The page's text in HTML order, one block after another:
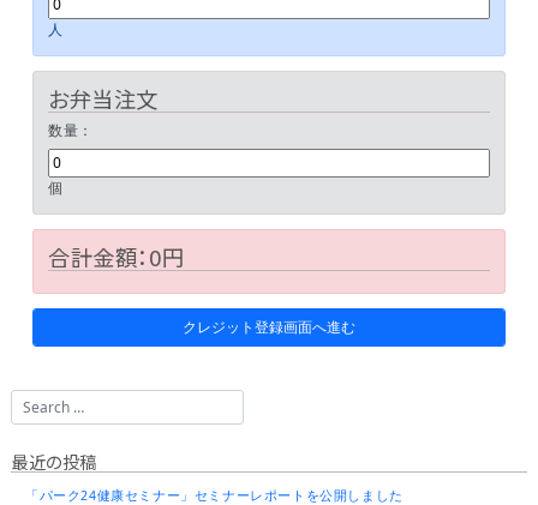
人
お弁当注文
数量：
個
合計金額：0円
クレジット登録画面へ進む
最近の投稿
「パーク24健康セミナー」セミナーレポートを公開しました